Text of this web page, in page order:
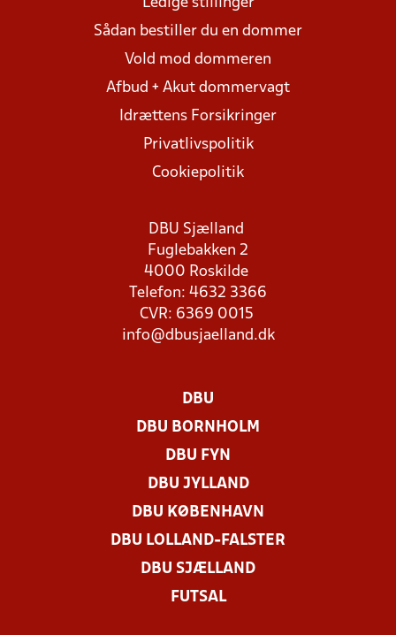
Ledige stillinger
Sådan bestiller du en dommer
Vold mod dommeren
Afbud + Akut dommervagt
Idrættens Forsikringer
Privatlivspolitik
Cookiepolitik
DBU Sjælland
Fuglebakken 2
4000 Roskilde
Telefon: 4632 3366
CVR: 6369 0015
info@dbusjaelland.dk
DBU
DBU BORNHOLM
DBU FYN
DBU JYLLAND
DBU KØBENHAVN
DBU LOLLAND-FALSTER
DBU SJÆLLAND
FUTSAL